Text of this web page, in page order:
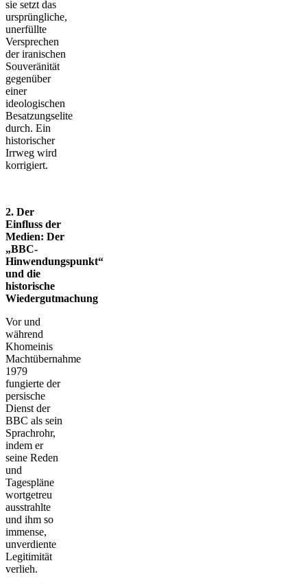
sie setzt das
ursprüngliche,
unerfüllte
Versprechen
der iranischen
Souveränität
gegenüber
einer
ideologischen
Besatzungselite
durch. Ein
historischer
Irrweg wird
korrigiert.
2. Der
Einfluss der
Medien: Der
„BBC-
Hinwendungspunkt“
und die
historische
Wiedergutmachung
Vor und
während
Khomeinis
Machtübernahme
1979
fungierte der
persische
Dienst der
BBC als sein
Sprachrohr,
indem er
seine Reden
und
Tagespläne
wortgetreu
ausstrahlte
und ihm so
immense,
unverdiente
Legitimität
verlieh.